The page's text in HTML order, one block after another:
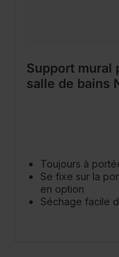
Support mural
salle de bains
Toujours à
Se fixe sur la
en option
Séchage facile